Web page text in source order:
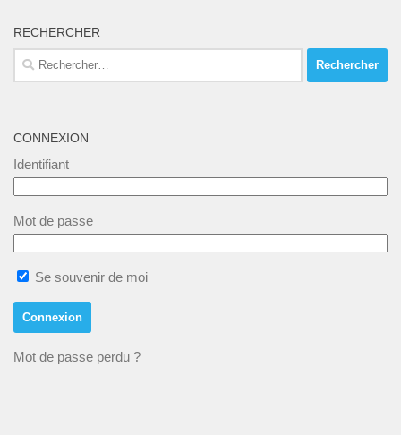
RECHERCHER
Rechercher :
CONNEXION
Identifiant
Mot de passe
Se souvenir de moi
Mot de passe perdu ?